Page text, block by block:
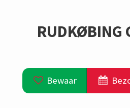
RUDKØBING
Bewaar